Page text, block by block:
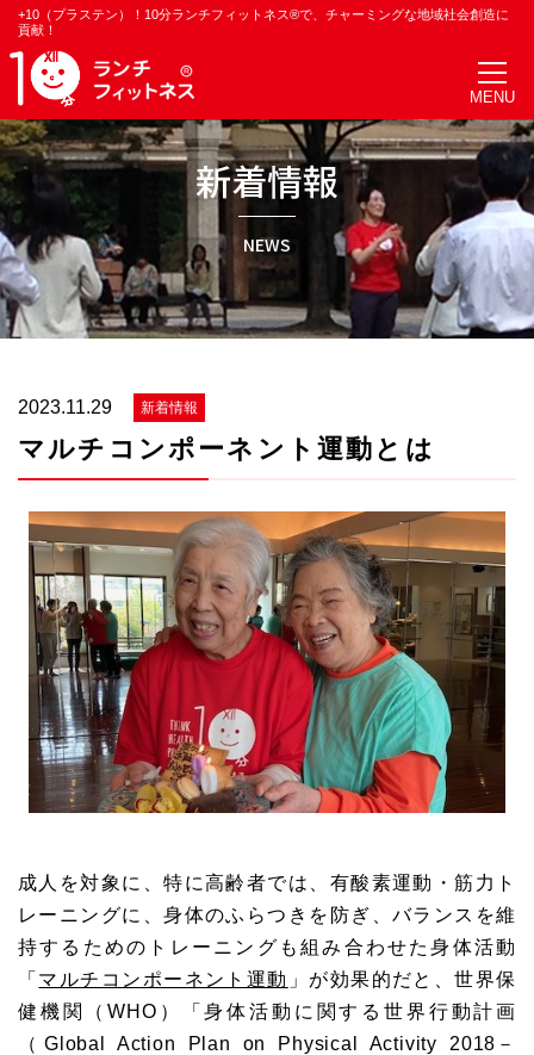
+10（プラステン）！10分ランチフィットネス®で、チャーミングな地域社会創造に
貢献！
新着情報
NEWS
2023.11.29 新着情報
マルチコンポーネント運動とは
成人を対象に、特に高齢者では、有酸素運動・筋力ト
レーニングに、身体のふらつきを防ぎ、バランスを維
持するためのトレーニングも組み合わせた身体活動
「 マルチコンポーネント運動 」が効果的だと、世界保
健機関（WHO）「身体活動に関する世界行動計画
（Global Action Plan on Physical Activity 2018－